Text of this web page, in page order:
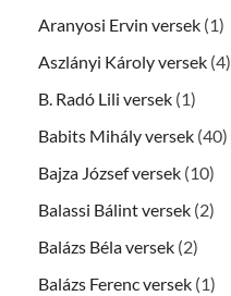
Aranyosi Ervin versek (1)
Aszlányi Károly versek (4)
B. Radó Lili versek (1)
Babits Mihály versek (40)
Bajza József versek (10)
Balassi Bálint versek (2)
Balázs Béla versek (2)
Balázs Ferenc versek (1)